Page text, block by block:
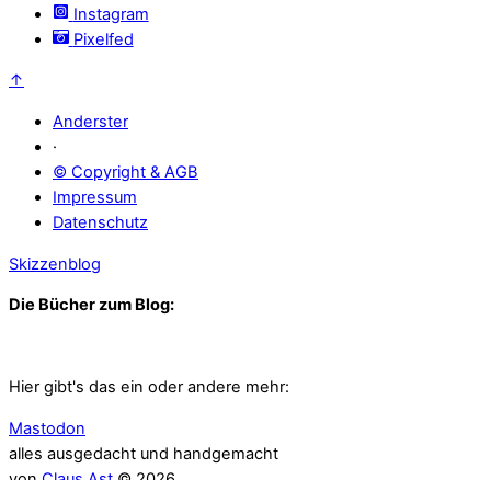
Instagram
Pixelfed
↑
Anderster
·
© Copyright & AGB
Impressum
Datenschutz
Skizzenblog
Die Bücher zum Blog:
Hier gibt's das ein oder andere mehr:
Mastodon
alles ausgedacht und handgemacht